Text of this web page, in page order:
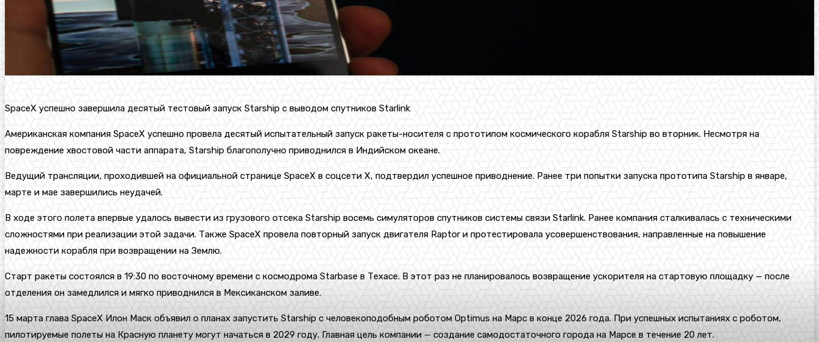
SpaceX успешно завершила десятый тестовый запуск Starship с выводом спутников Starlink
Американская компания SpaceX успешно провела десятый испытательный запуск ракеты-носителя с прототипом космического корабля Starship во вторник. Несмотря на
повреждение хвостовой части аппарата, Starship благополучно приводнился в Индийском океане.
Ведущий трансляции, проходившей на официальной странице SpaceX в соцсети X, подтвердил успешное приводнение. Ранее три попытки запуска прототипа Starship в январе,
марте и мае завершились неудачей.
В ходе этого полета впервые удалось вывести из грузового отсека Starship восемь симуляторов спутников системы связи Starlink. Ранее компания сталкивалась с техническими
сложностями при реализации этой задачи. Также SpaceX провела повторный запуск двигателя Raptor и протестировала усовершенствования, направленные на повышение
надежности корабля при возвращении на Землю.
Старт ракеты состоялся в 19:30 по восточному времени с космодрома Starbase в Техасе. В этот раз не планировалось возвращение ускорителя на стартовую площадку — после
отделения он замедлился и мягко приводнился в Мексиканском заливе.
15 марта глава SpaceX Илон Маск объявил о планах запустить Starship с человекоподобным роботом Optimus на Марс в конце 2026 года. При успешных испытаниях с роботом,
пилотируемые полеты на Красную планету могут начаться в 2029 году. Главная цель компании — создание самодостаточного города на Марсе в течение 20 лет.